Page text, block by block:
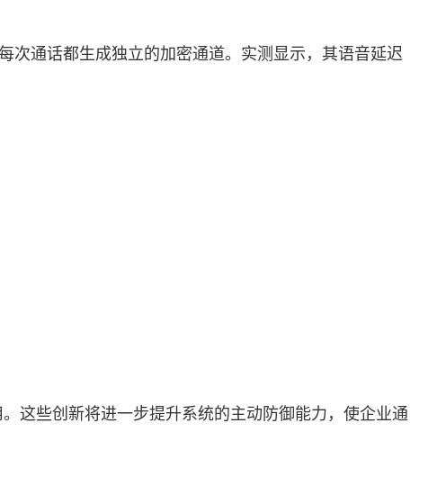
次通话都生成独立的加密通道。实测显示，其语音延迟
这些创新将进一步提升系统的主动防御能力，使企业通